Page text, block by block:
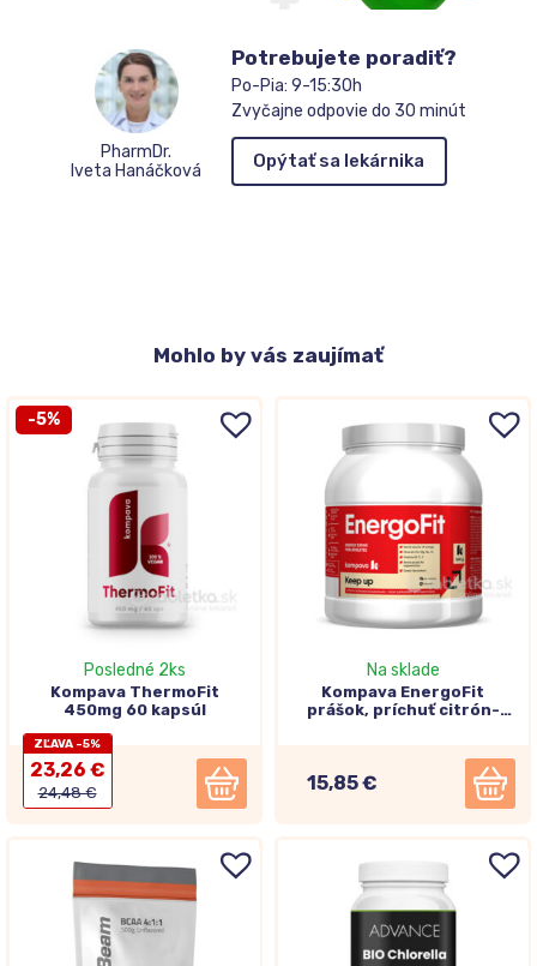
PharmDr.
Iveta Hanáčková
Potrebujete poradiť?
Po-Pia: 9-15:30h
Zvyčajne odpovie do 30 minút
Opýtať sa lekárnika
Mohlo by vás zaujímať
-5%
Posledné 2ks
Kompava ThermoFit
450mg 60 kapsúl
ZĽAVA -5%
23,26 €
24,48 €
Na sklade
Kompava EnergoFit
prášok, príchuť citrón-
15,85 €